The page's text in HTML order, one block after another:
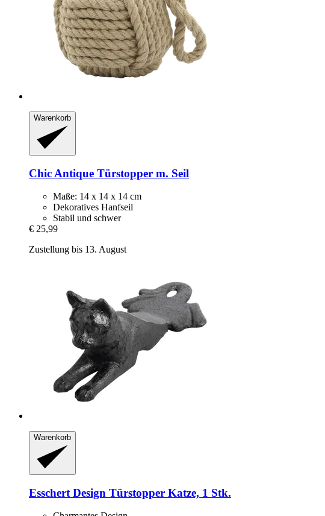
Warenkorb
Chic Antique Türstopper m. Seil
Maße: 14 x 14 x 14 cm
Dekoratives Hanfseil
Stabil und schwer
€ 25,99
Zustellung bis 13. August
Warenkorb
Esschert Design Türstopper Katze, 1 Stk.